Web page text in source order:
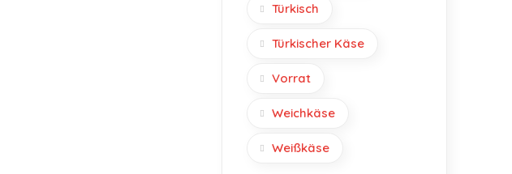
Türkisch
Türkischer Käse
Vorrat
Weichkäse
Weißkäse